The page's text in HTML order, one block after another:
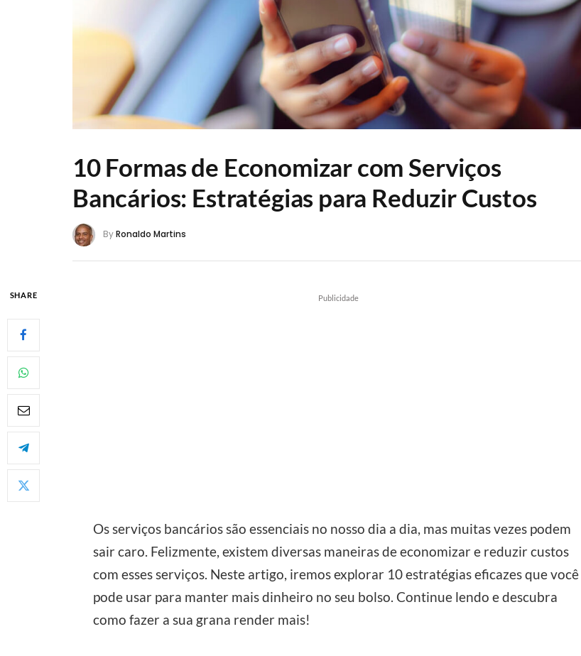
10 Formas de Economizar com Serviços
Bancários: Estratégias para Reduzir Custos
ByRonaldo Martins
SHARE Publicidade
Os serviços bancários são essenciais no nosso dia a dia, mas muitas vezes podem
sair caro. Felizmente, existem diversas maneiras de economizar e reduzir custos
com esses serviços. Neste artigo, iremos explorar 10 estratégias eficazes que você
pode usar para manter mais dinheiro no seu bolso. Continue lendo e descubra
como fazer a sua grana render mais!